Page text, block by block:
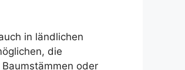
in ländlichen
die
oder